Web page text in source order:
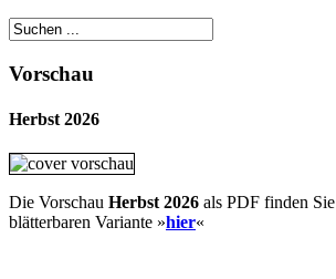
Vorschau
Herbst 2026
Die Vorschau Herbst 2026 als PDF finden Sie
blätterbaren Variante »hier«